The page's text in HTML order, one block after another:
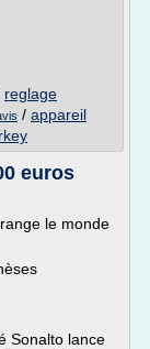
reglage
/ appareil
euros
le monde
Sonalto lance